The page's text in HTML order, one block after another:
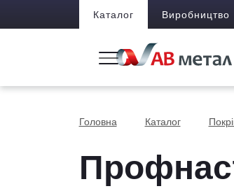
Каталог Виробництво
Головна Каталог